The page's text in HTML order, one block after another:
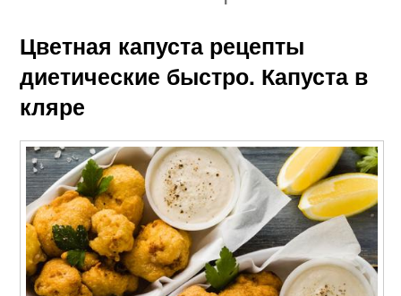
Цветная капуста рецепты
диетические быстро. Капуста в
кляре